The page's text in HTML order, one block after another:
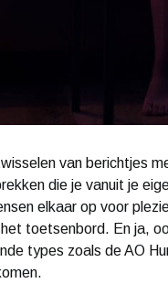
van berichtjes
die je vanuit je
elkaar op voor
toetsenbord. En ja,
types zoals de AO